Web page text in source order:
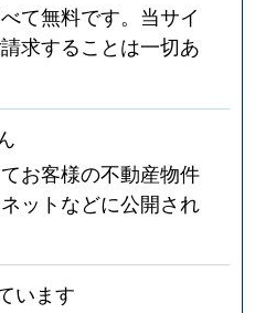
て無料です。当サイ
求することは一切あ
お客様の不動産物件
ットなどに公開され
います